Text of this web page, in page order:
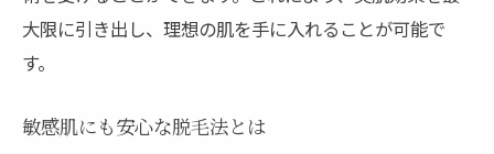
大限に引き出し、理想の肌を手に入れることが可能で
す。
敏感肌にも安心な脱毛法とは